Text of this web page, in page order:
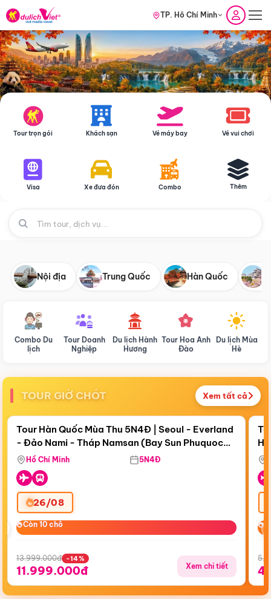
TP. Hồ Chí Minh
Tour trọn gói Khách sạn Vé máy bay Vé vui chơi
Visa Xe đưa đón Combo Thêm
Nội địa Trung Quốc Hàn Quốc
Combo Du
lịch
Tour Doanh
Nghiệp
Du lịch Hành
Hương
Tour Hoa Anh
Đào
Du lịch Mùa
Hè
TOUR GIỜ CHÓT Xem tất cả
Còn18 ngày 10:45:51
Bay Sun Phuquoc Airways
Điểm nổi bật
Tour Hàn Quốc Mùa Thu 5N4Đ | Seoul - Everland
- Đảo Nami - Tháp Namsan (Bay Sun Phuquoc
Airways)
Hồ Chí Minh 5N4Đ
26/08
Còn 10 chỗ
Còn 10 chỗ
13.999.000đ -14%
11.999.000đ Xem chi tiết